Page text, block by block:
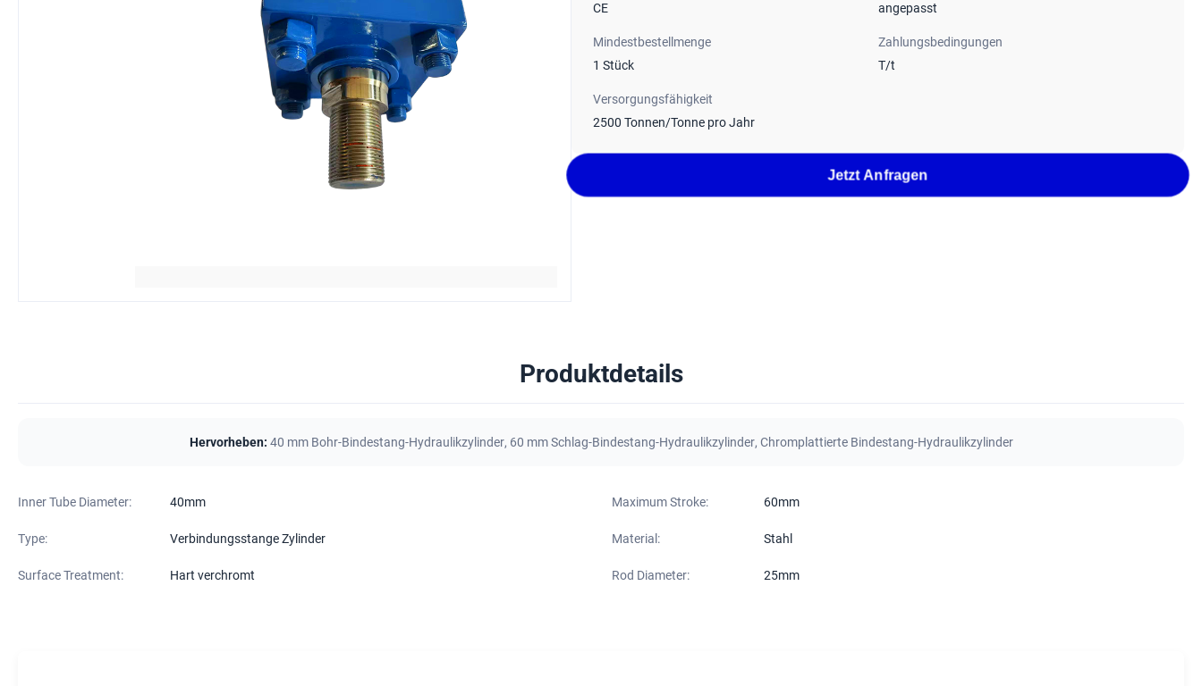
CE
angepasst
Mindestbestellmenge
1 Stück
Zahlungsbedingungen
T/t
Versorgungsfähigkeit
2500 Tonnen/Tonne pro Jahr
Jetzt Anfragen
Produktdetails
Hervorheben: 40 mm Bohr-Bindestang-Hydraulikzylinder, 60 mm Schlag-Bindestang-Hydraulikzylinder, Chromplattierte Bindestang-Hydraulikzylinder
Inner Tube Diameter: 40mm Maximum Stroke: 60mm
Type: Verbindungsstange Zylinder Material: Stahl
Surface Treatment: Hart verchromt Rod Diameter: 25mm